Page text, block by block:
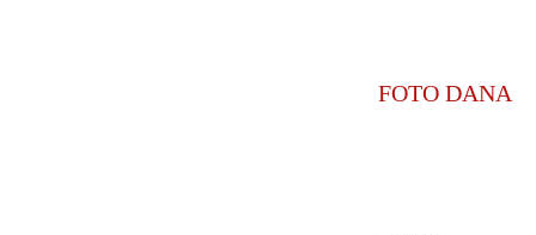
FOTO DANA